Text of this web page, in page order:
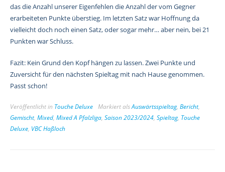
das die Anzahl unserer Eigenfehlen die Anzahl der vom Gegner
erarbeiteten Punkte überstieg. Im letzten Satz war Hoffnung da
vielleicht doch noch einen Satz, oder sogar mehr… aber nein, bei 21
Punkten war Schluss.
Fazit: Kein Grund den Kopf hängen zu lassen. Zwei Punkte und
Zuversicht für den nächsten Spieltag mit nach Hause genommen.
Passt schon!
Veröffentlicht in Touche Deluxe Markiert alsAuswärtsspieltag, Bericht,
Gemischt, Mixed, Mixed A Pfalzliga, Saison 2023/2024, Spieltag, Touche
Deluxe, VBC Haßloch